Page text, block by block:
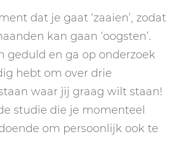
dat je gaat ‘zaaien’, zodat
kan gaan ‘oogsten’.
geduld en ga op onderzoek
hebt om over drie
waar jij graag wilt staan!
studie die je momenteel
om persoonlijk ook te